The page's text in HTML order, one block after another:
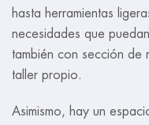
hasta herramientas
necesidades que
también con sección de
taller propio.
Asimismo, hay un